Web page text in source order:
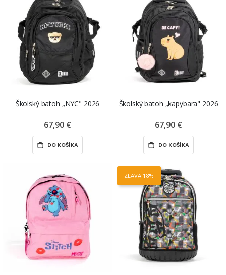
Školský batoh „NYC" 2026
67,90 €
DO KOŠÍKA
Školský batoh „kapybara" 2026
67,90 €
DO KOŠÍKA
ZĽAVA 18%